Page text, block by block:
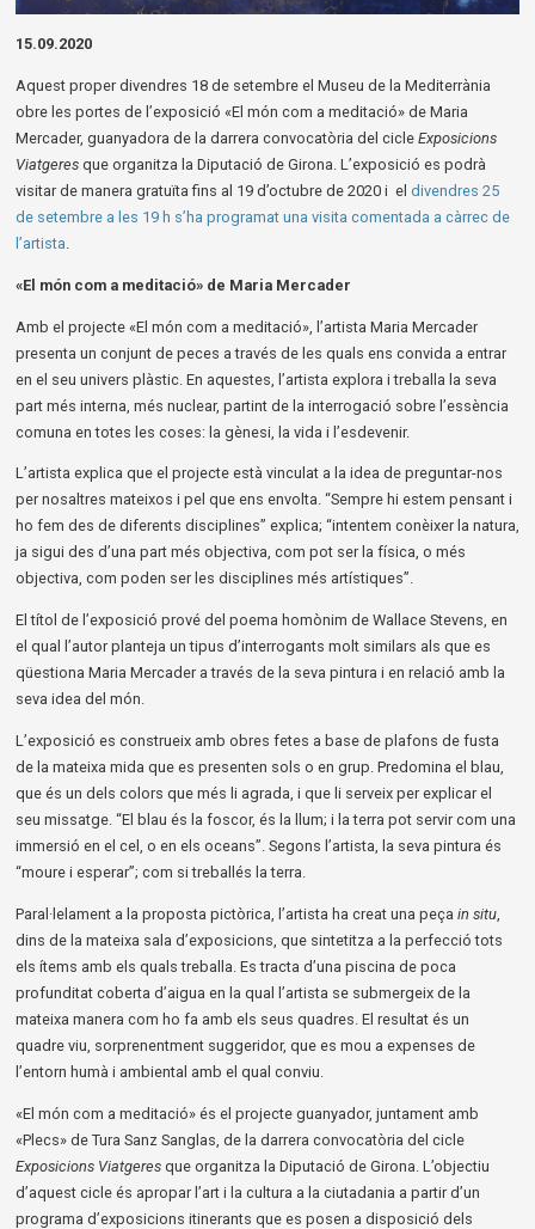
15.09.2020
Aquest proper divendres 18 de setembre el Museu de la Mediterrània
obre les portes de l’exposició «El món com a meditació» de Maria
Mercader, guanyadora de la darrera convocatòria del cicle Exposicions
Viatgeresque organitza la Diputació de Girona. L’exposició es podrà
visitar de manera gratuïta fins al 19 d’octubre de 2020 i el divendres 25
de setembre a les 19 h s’ha programat una visita comentada a càrrec de
l’artista
«El món com a meditació» de Maria Mercader
Amb el projecte «El món com a meditació», l’artista Maria Mercader
presenta un conjunt de peces a través de les quals ens convida a entrar
en el seu univers plàstic. En aquestes, l’artista explora i treballa la seva
part més interna, més nuclear, partint de la interrogació sobre l’essència
comuna en totes les coses: la gènesi, la vida i l’esdevenir.
L’artista explica que el projecte està vinculat a la idea de preguntar-nos
per nosaltres mateixos i pel que ens envolta. “Sempre hi estem pensant i
ho fem des de diferents disciplines” explica; “intentem conèixer la natura,
ja sigui des d’una part més objectiva, com pot ser la física, o més
objectiva, com poden ser les disciplines més artístiques”.
El títol de l’exposició prové del poema homònim de Wallace Stevens, en
el qual l’autor planteja un tipus d’interrogants molt similars als que es
qüestiona Maria Mercader a través de la seva pintura i en relació amb la
seva idea del món.
L’exposició es construeix amb obres fetes a base de plafons de fusta
de la mateixa mida que es presenten sols o en grup. Predomina el blau,
que és un dels colors que més li agrada, i que li serveix per explicar el
seu missatge. “El blau és la foscor, és la llum; i la terra pot servir com una
immersió en el cel, o en els oceans”. Segons l’artista, la seva pintura és
“moure i esperar”; com si treballés la terra.
Paral·lelament a la proposta pictòrica, l’artista ha creat una peça in situ,
dins de la mateixa sala d’exposicions, que sintetitza a la perfecció tots
els ítems amb els quals treballa. Es tracta d’una piscina de poca
profunditat coberta d’aigua en la qual l’artista se submergeix de la
mateixa manera com ho fa amb els seus quadres. El resultat és un
quadre viu, sorprenentment suggeridor, que es mou a expenses de
l’entorn humà i ambiental amb el qual conviu.
«El món com a meditació» és el projecte guanyador, juntament amb
«Plecs» de Tura Sanz Sanglas, de la darrera convocatòria del cicle
Exposicions Viatgeresque organitza la Diputació de Girona. L’objectiu
d’aquest cicle és apropar l’art i la cultura a la ciutadania a partir d’un
programa d’exposicions itinerants que es posen a disposició dels